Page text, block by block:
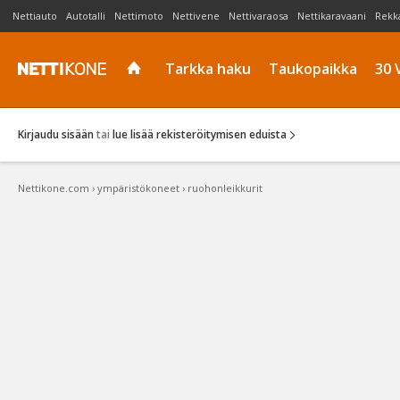
Nettiauto Autotalli Nettimoto Nettivene Nettivaraosa Nettikaravaani
Tarkka haku Taukopaikka 30
Kirjaudu sisään tai lue lisää rekisteröitymisen eduista
Nettikone.com › ympäristökoneet › ruohonleikkurit